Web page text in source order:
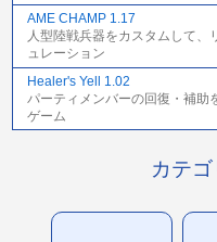
AME CHAMP 1.17
人型陸戦兵器をカスタムして、
ュレーション
Healer's Yell 1.02
パーティメンバーの回復・補助
ゲーム
カテ